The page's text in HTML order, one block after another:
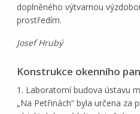
doplněného výtvarnou
prostředím.
Josef Hrubý
Konstrukce okenního
1. Laboratorní budova ústavu
„Na Petřinách“ byla určena za